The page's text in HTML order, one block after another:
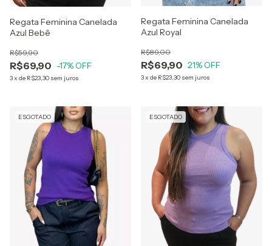
Regata Feminina Canelada
Azul Bebê
R$69,90
R$59,90
-17% OFF
3x de R$23,30 sem juros
Regata Feminina Canelada
Azul Royal
R$69,90
R$89,00
21% OFF
3x de R$23,30 sem juros
ESGOTADO ESGOTADO